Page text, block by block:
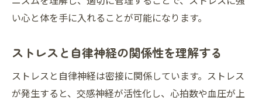
日常生活で感じるストレスを理解する
ストレス軽減における自律神経の役割
自律神経と心の健康の密接な関係
自律神経を整えた生活がもたらす長期的な
い心と体を手に入れることが可能になります。
ストレスと自律神経の関係性を理解する
ストレスと自律神経は密接に関係しています。ストレス
が発生すると、交感神経が活性化し、心拍数や血圧が上